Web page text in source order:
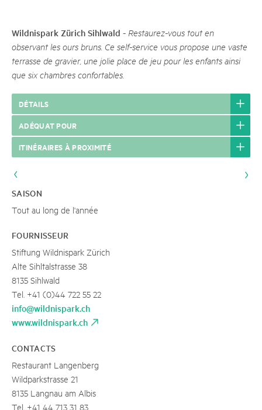
Wildnispark Zürich Sihlwald - Restaurez-vous tout en
observant les ours bruns. Ce self-service vous propose une vaste
terrasse de gravier, une jolie place de jeu pour les enfants ainsi
que six chambres confortables.
DÉTAILS
ADÉQUAT POUR
ITINÉRAIRES À PROXIMITÉ
SAISON
Tout au long de l'année
FOURNISSEUR
Stiftung Wildnispark Zürich
Alte Sihltalstrasse 38
8135 Sihlwald
Tel. +41 (0)44 722 55 22
info@wildnispark.ch
www.wildnispark.ch
CONTACTS
Restaurant Langenberg
Wildparkstrasse 21
8135 Langnau am Albis
Tel. +41 44 713 31 83